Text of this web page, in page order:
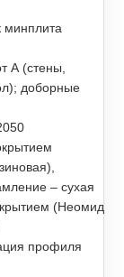
минплита
А (стены,
доборные
– сухая
(Неомид
профиля